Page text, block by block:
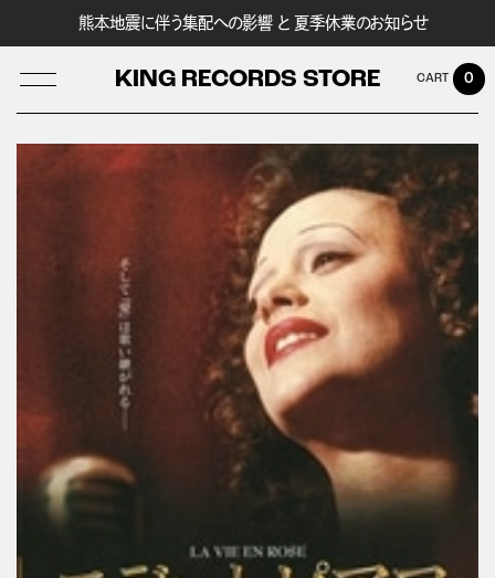
熊本地震に伴う集配への影響 と 夏季休業のお知らせ
KING RECORDS STORE 0